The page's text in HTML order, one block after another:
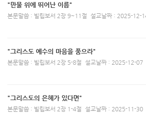
"만물 위에 뛰어난 이름"
본문말씀 : 빌립보서 2장 9~11절 설교날짜 : 2025-12-
"그리스도 예수의 마음을 품으라"
본문말씀 : 빌립보서 2장 5-8절 설교날짜 : 2025-12-07
"그리스도의 은헤가 있다면"
본문말씀 : 빌립보서 2장 1-4절 설교날짜 : 2025-11-30